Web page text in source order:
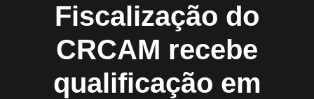
Fiscalização do
CRCAM recebe
qualificação em